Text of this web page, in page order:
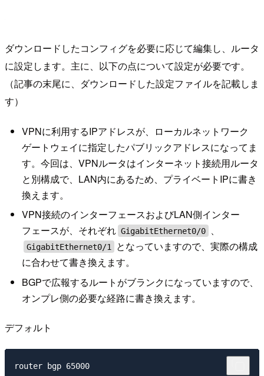
ダウンロードしたコンフィグを必要に応じて編集し、ルータ
に設定します。主に、以下の点について設定が必要です。
（記事の末尾に、ダウンロードした設定ファイルを記載しま
す）
VPNに利用するIPアドレスが、ローカルネットワーク
ゲートウェイに指定したパブリックアドレスになってま
す。今回は、VPNルータはインターネット接続用ルータ
と別構成で、LAN内にあるため、プライベートIPに書き
換えます。
VPN接続のインターフェースおよびLAN側インター
フェースが、それぞれ GigabitEthernet0/0 、
GigabitEthernet0/1
となっていますので、実際の構成
に合わせて書き換えます。
BGPで広報するルートがブランクになっていますので、
オンプレ側の必要な経路に書き換えます。
デフォルト
router bgp 65000